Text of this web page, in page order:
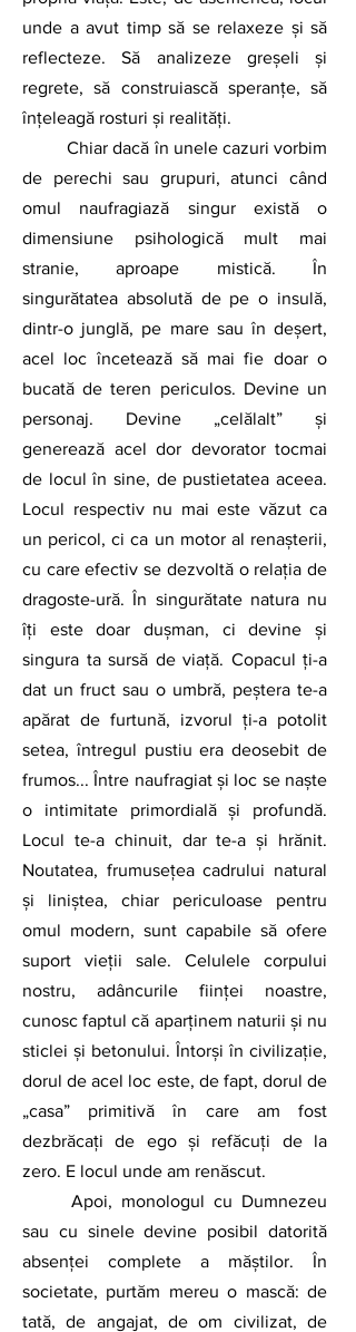
unde a avut timp să se relaxeze şi să
reflecteze. Să analizeze greşeli şi
regrete, să construiască speranţe, să
înțeleagă rosturi și realități.
	Chiar dacă în unele cazuri vorbim
de perechi sau grupuri, atunci când
omul naufragiază singur există o
dimensiune psihologică mult mai
stranie, aproape mistică. În
singurătatea absolută de pe o insulă,
dintr-o junglă, pe mare sau în deşert,
acel loc încetează să mai fie doar o
bucată de teren periculos. Devine un
personaj. Devine „celălalt” și
generează acel dor devorator tocmai
de locul în sine, de pustietatea aceea.
Locul respectiv nu mai este văzut ca
un pericol, ci ca un motor al renașterii,
cu care efectiv se dezvoltă o relația de
dragoste-ură. În singurătate natura nu
îți este doar dușman, ci devine și
singura ta sursă de viață. Copacul ți-a
dat un fruct sau o umbră, peștera te-a
apărat de furtună, izvorul ți-a potolit
setea, întregul pustiu era deosebit de
frumos... Între naufragiat și loc se naște
o intimitate primordială și profundă.
Locul te-a chinuit, dar te-a și hrănit.
Noutatea, frumuseţea cadrului natural
şi liniştea, chiar periculoase pentru
omul modern, sunt capabile să ofere
suport vieţii sale. Celulele corpului
nostru, adâncurile fiinţei noastre,
cunosc faptul că aparţinem naturii şi nu
sticlei şi betonului. Întorși în civilizație,
dorul de acel loc este, de fapt, dorul de
„casa” primitivă în care am fost
dezbrăcați de ego și refăcuți de la
zero. E locul unde am renăscut.
sau cu sinele devine posibil datorită
absenţei complete a măștilor. În
societate, purtăm mereu o mască: de
tată, de angajat, de om civilizat, de